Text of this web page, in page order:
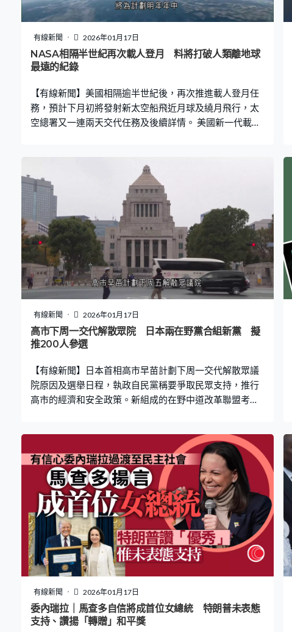
有線新聞 2026年01月17日
NASA相隔半世紀再次載人登月 料將打破人類離地球
最遠的紀錄
【有線新聞】美國相隔逾半世紀後，再次推進載人登月任
務，預計下月初將發射新太空船飛近月球及繞月飛行，太
空總署又一連兩天交代任務及後續詳情。 美國新一代載人
差不多要半天。阿提密斯2號任務預計最快將於下月6號發
射升空，將是自1972年12月阿波羅17號任務後，美國太
空總署再度執行載人探月的任務。一切順利的話，將為計
劃明年年中阿提密斯3號任務再度載人登月 奠定重要基
礎。 至於這次2號任務的過程，將包括升空後數天多次修
正軌道，預計第4天進入受月球引力影響的範圍，並開始飛
近月球，同時詳細拍攝影像，到第6天將最接近月球及開始
返航，其間將打破阿波羅13號任務、人類離地球最遠的紀
錄，其後將在第10天回到地球。 新型獵戶座太空船亦會首
次載人升空，搭載3男1女太空人，包括曾留在太空328
天、創下女太空人單次最長太空任務時間紀錄的科克。跟
隨他們升空的還有一項研究太空人生理狀況的器官組織晶
片實驗，模擬心、肝、肺及骨髓等在遠離地球時的狀況，
有線新聞 2026年01月17日
高市下周一交代解散眾院 日本兩在野黨合組新黨 擬
推200人參選
【有線新聞】日本首相高市早苗計劃下周一交代解散眾議
院原因及選舉日程，執政自民黨稱要爭取民眾支持，推行
高市的經濟和安全政策。新組成的在野中道改革聯盟考慮
早苗內閣的施政方針，包括修訂三份安保政策文件及負責
任的財政政策。他認為過去自民黨及公明黨的執政聯盟贏
得公眾信任，承認改與維新會聯合執政或令選戰存有變
數。高市早苗計劃下周五解散眾議院，下周一對外交代，
預計最快下月8日舉行眾議院選舉。 在眾議院465席中，自
民黨和維新會現有共233席。合組新政黨中道改革聯盟的
在野立憲民主黨和公明黨計劃推舉200人參戰，期望成為
相對較大的政黨，又有意推舉立憲民主黨黨魁野田佳彥競
逐首相。共同社引述消息指，中道改革聯盟聚焦改善民
生、推動政制和選舉制度改革及可持續經濟發展，對修憲
持審慎態度。 屬自民黨的前首相菅義偉率先宣布不再參
選，退出政壇。77歲的菅義偉2012年起擔任安倍晉三政府
的內閣官房長官長達7年多，期間由他公布日皇德仁的年號
有線新聞 2026年01月17日
委內瑞拉｜馬查多自信將成首位女總統 特朗普未表態
支持、讚揚「轉贈」和平獎